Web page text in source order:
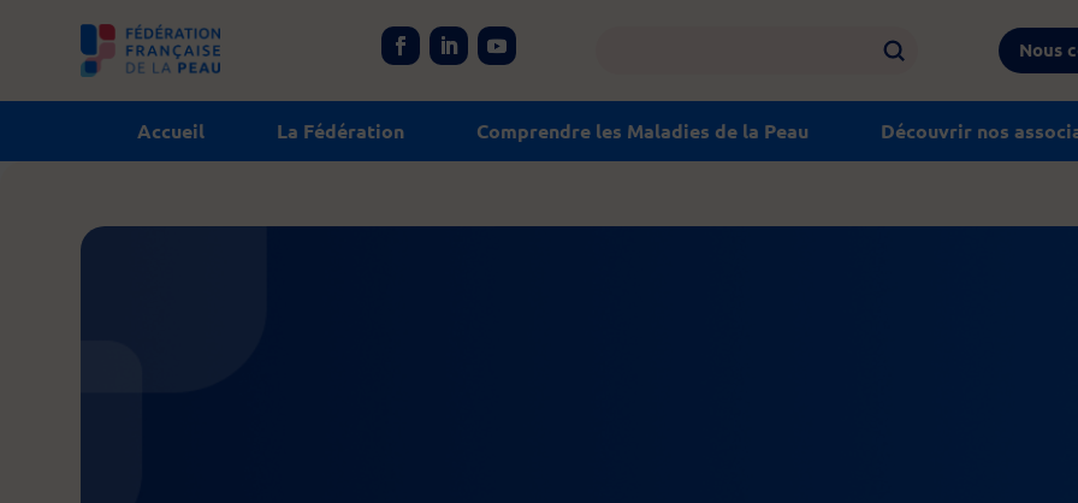
Nous
Accueil La Fédération Comprendre les Maladies de la Peau Découvrir nos